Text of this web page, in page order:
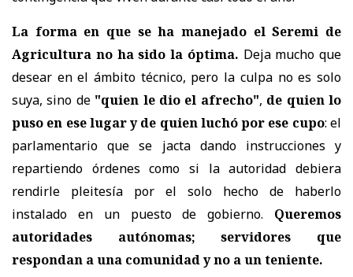
La forma en que se ha manejado el Seremi de
Agricultura no ha sido la óptima. Deja mucho que
desear en el ámbito técnico, pero la culpa no es solo
suya, sino de "quien le dio el afrecho", de quien lo
puso en ese lugar y de quien luchó por ese cupo: el
parlamentario que se jacta dando instrucciones y
repartiendo órdenes como si la autoridad debiera
rendirle pleitesía por el solo hecho de haberlo
instalado en un puesto de gobierno. Queremos
autoridades autónomas; servidores que
respondan a una comunidad y no a un teniente.